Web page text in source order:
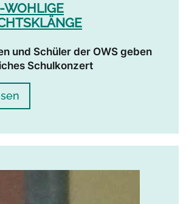
und Schüler der OWS geben
Schulkonzert